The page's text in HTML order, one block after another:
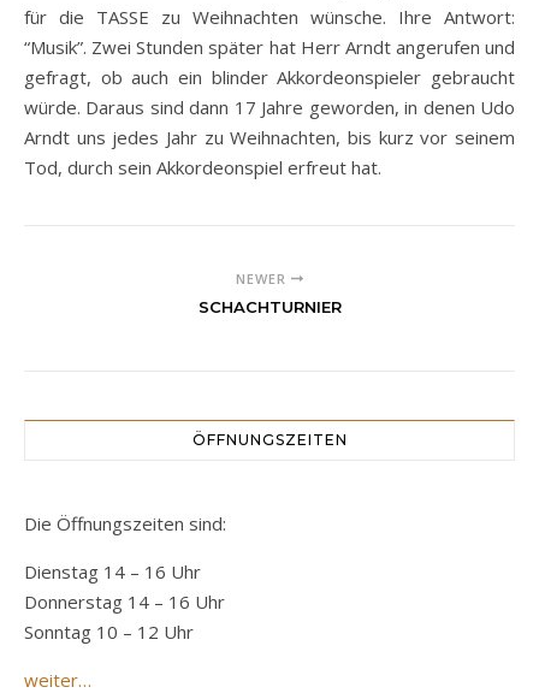
für die TASSE zu Weihnachten wünsche. Ihre Antwort:
“Musik”. Zwei Stunden später hat Herr Arndt angerufen und
gefragt, ob auch ein blinder Akkordeonspieler gebraucht
würde. Daraus sind dann 17 Jahre geworden, in denen Udo
Arndt uns jedes Jahr zu Weihnachten, bis kurz vor seinem
Tod, durch sein Akkordeonspiel erfreut hat.
NEWER
SCHACHTURNIER
ÖFFNUNGSZEITEN
Die Öffnungszeiten sind:
Dienstag 14 – 16 Uhr
Donnerstag 14 – 16 Uhr
Sonntag 10 – 12 Uhr
weiter…